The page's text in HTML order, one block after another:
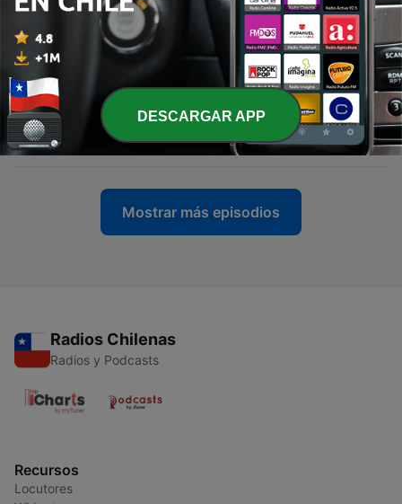
26 nov. 2025
227 - Cómo el rock derribó el Muro de Berlín: Parte 2 |
Expediente Sonar con Alfredo Lewin
20 nov. 2025
226 - Thriller: cuando Michael Jackson asustó al
mundo
28 oct. 2025
Mostrar más episodios
Radios Chilenas
Radios y Podcasts
Recursos
Locutores
DESCARGAR APP